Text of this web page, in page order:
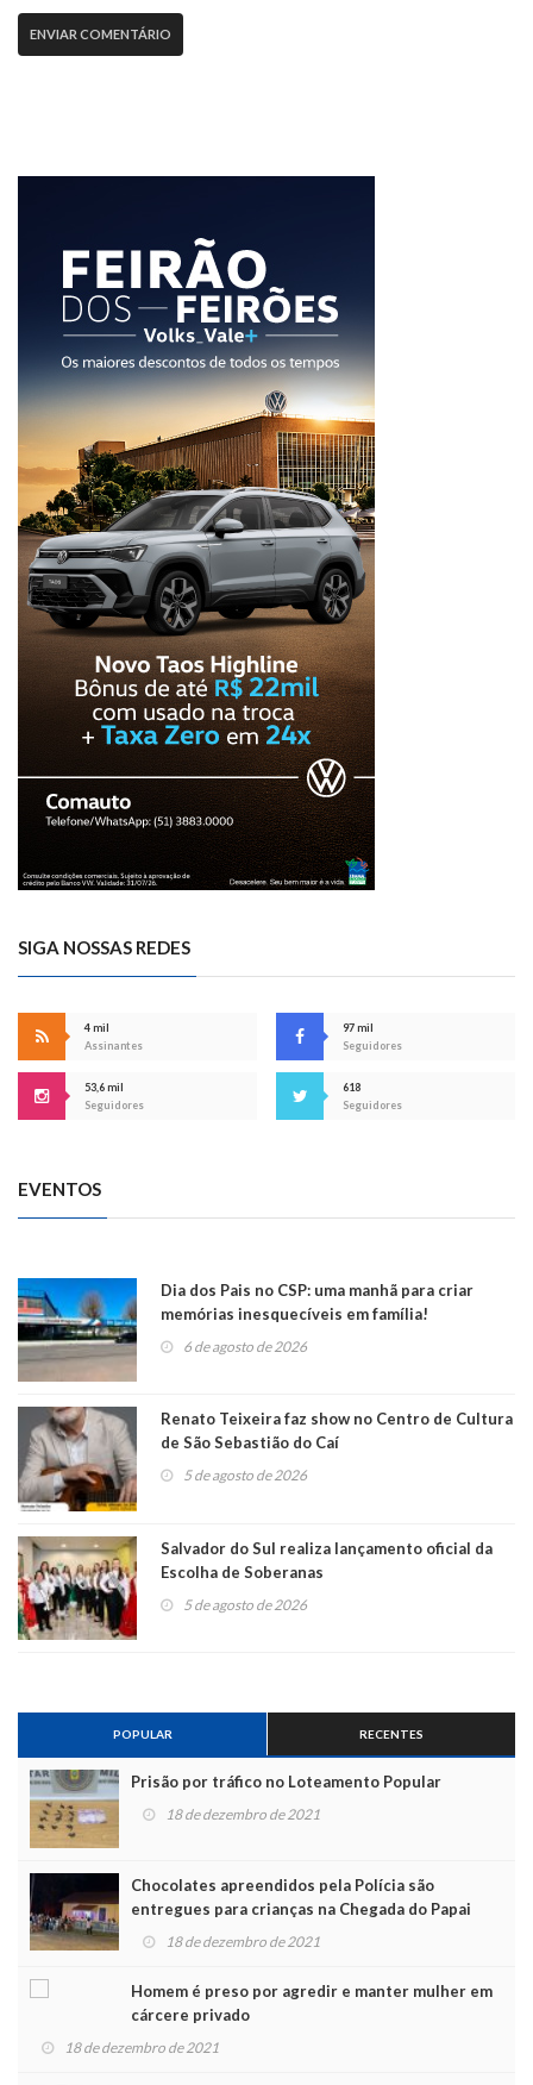
SIGA NOSSAS REDES
4 mil
Assinantes
97 mil
Seguidores
53,6 mil
Seguidores
618
Seguidores
EVENTOS
Dia dos Pais no CSP: uma manhã para criar
memórias inesquecíveis em família!
6 de agosto de 2026
Renato Teixeira faz show no Centro de Cultura
de São Sebastião do Caí
5 de agosto de 2026
Salvador do Sul realiza lançamento oficial da
Escolha de Soberanas
5 de agosto de 2026
POPULAR RECENTES
Prisão por tráfico no Loteamento Popular
18 de dezembro de 2021
Chocolates apreendidos pela Polícia são
entregues para crianças na Chegada do Papai
Noel
18 de dezembro de 2021
Homem é preso por agredir e manter mulher em
cárcere privado
18 de dezembro de 2021